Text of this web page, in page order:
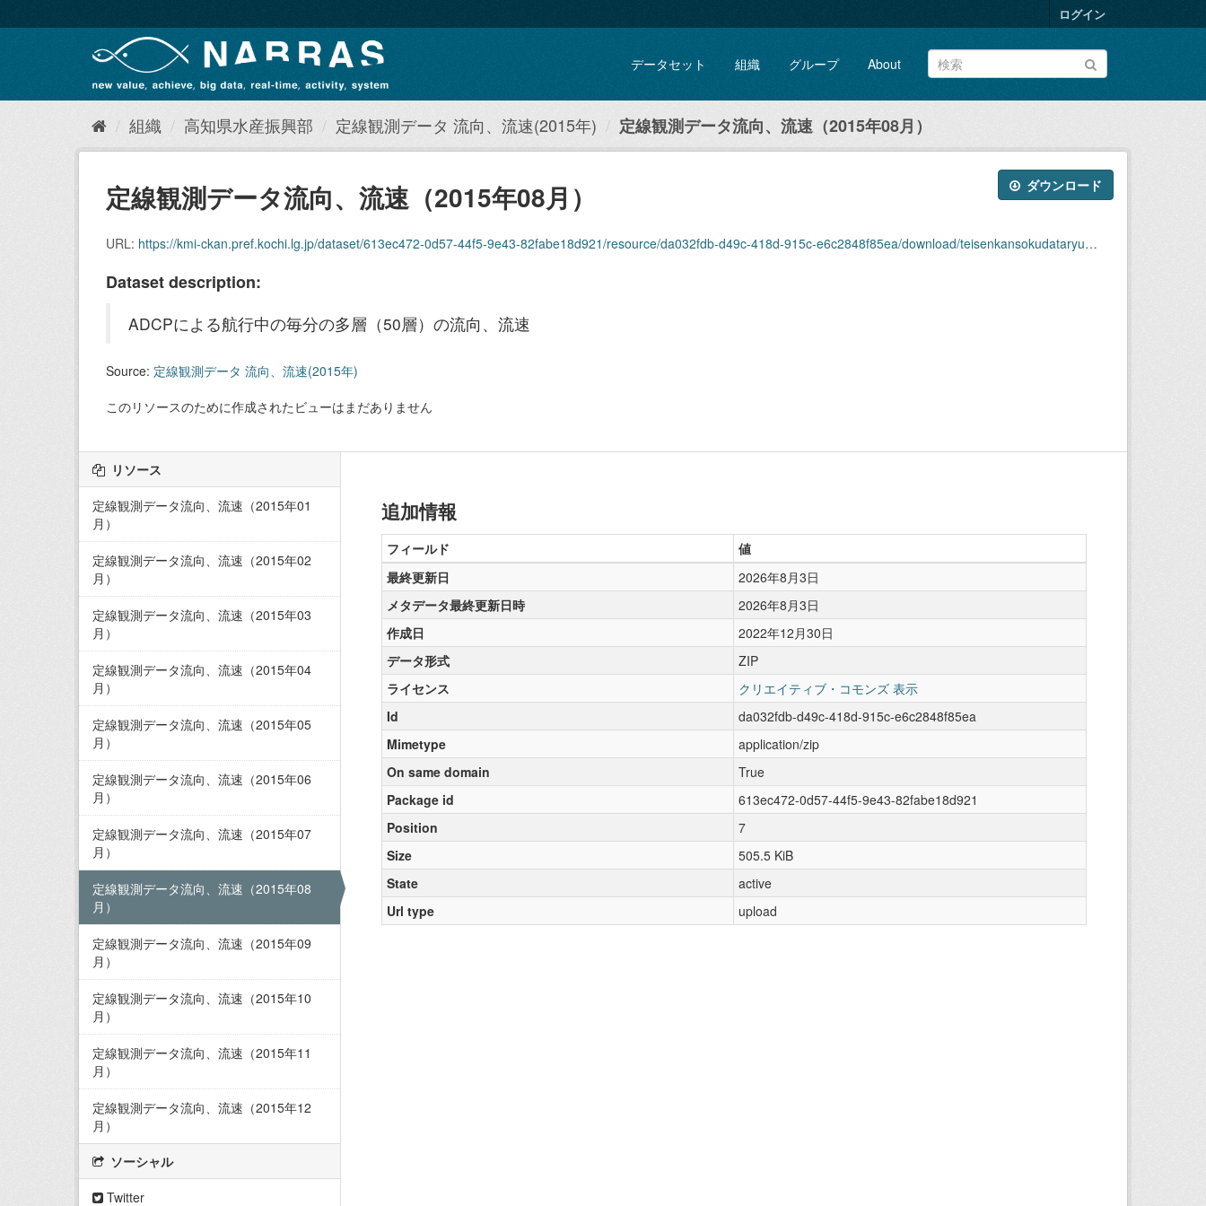
キ
て
ログイン
データセット 組織 グループ About
組織 高知県水産振興部 定線観測データ 流向、流速(2015年) 定線観測データ流向、流速（2015年08月）
ダウンロード
定線観測データ流向、流速（2015年08月）
URL: https://kmi-ckan.pref.kochi.lg.jp/dataset/613ec472-0d57-44f5-9e43-82fabe18d921/resource/da032fdb-d49c-418d-915c-e6c2848f85ea/download/teisenkansokudataryuukou_ryuusoku2015-08.zip
Dataset description:
ADCPによる航行中の毎分の多層（50層）の流向、流速
Source: 定線観測データ 流向、流速(2015年)
このリソースのために作成されたビューはまだありません
リソース
定線観測データ流向、流速（2015年01
月）
定線観測データ流向、流速（2015年02
月）
定線観測データ流向、流速（2015年03
月）
定線観測データ流向、流速（2015年04
月）
定線観測データ流向、流速（2015年05
月）
定線観測データ流向、流速（2015年06
月）
定線観測データ流向、流速（2015年07
月）
定線観測データ流向、流速（2015年08
月）
定線観測データ流向、流速（2015年09
月）
定線観測データ流向、流速（2015年10
月）
定線観測データ流向、流速（2015年11
月）
定線観測データ流向、流速（2015年12
月）
ソーシャル
Twitter
追加情報
フィールド
値
最終更新日
2026年8月3日
メタデータ最終更新日時
2026年8月3日
作成日
2022年12月30日
データ形式
ZIP
ライセンス
クリエイティブ・コモンズ 表示
Id
da032fdb-d49c-418d-915c-e6c2848f85ea
Mimetype
application/zip
On same domain
True
Package id
613ec472-0d57-44f5-9e43-82fabe18d921
Position
7
Size
505.5 KiB
State
active
Url type
upload